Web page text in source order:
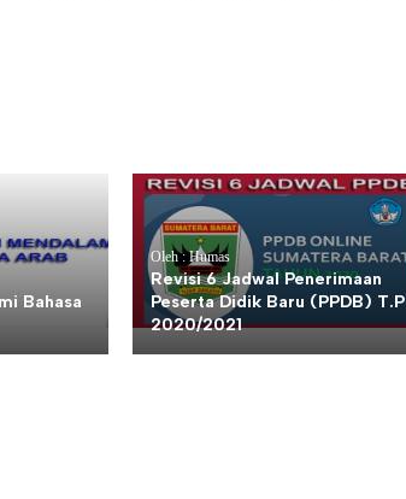
Bahasa
Oleh : Humas
Revisi 6 Jadwal Penerimaan
Peserta Didik Baru (PPDB) T.P
2020/2021